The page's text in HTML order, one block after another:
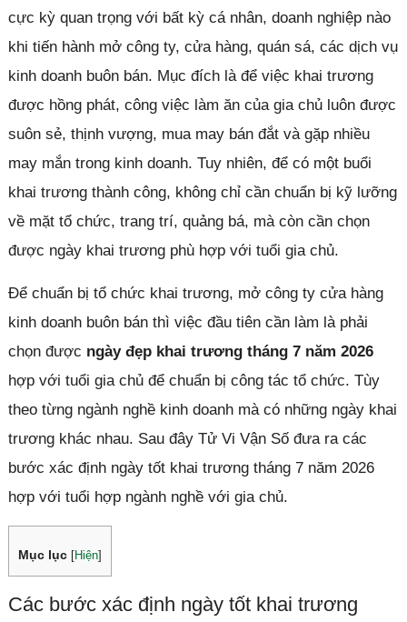
cực kỳ quan trọng với bất kỳ cá nhân, doanh nghiệp nào
khi tiến hành mở công ty, cửa hàng, quán sá, các dịch vụ
kinh doanh buôn bán. Mục đích là để việc khai trương
được hồng phát, công việc làm ăn của gia chủ luôn được
suôn sẻ, thịnh vượng, mua may bán đắt và gặp nhiều
may mắn trong kinh doanh. Tuy nhiên, để có một buổi
khai trương thành công, không chỉ cần chuẩn bị kỹ lưỡng
về mặt tổ chức, trang trí, quảng bá, mà còn cần chọn
được ngày khai trương phù hợp với tuổi gia chủ.
Để chuẩn bị tổ chức khai trương, mở công ty cửa hàng
kinh doanh buôn bán thì việc đầu tiên cần làm là phải
chọn được ngày đẹp khai trương tháng 7 năm 2026
hợp với tuổi gia chủ để chuẩn bị công tác tổ chức. Tùy
theo từng ngành nghề kinh doanh mà có những ngày khai
trương khác nhau. Sau đây Tử Vi Vận Số đưa ra các
bước xác định ngày tốt khai trương tháng 7 năm 2026
hợp với tuổi hợp ngành nghề với gia chủ.
Mục lục Hiện]
Các bước xác định ngày tốt khai trương